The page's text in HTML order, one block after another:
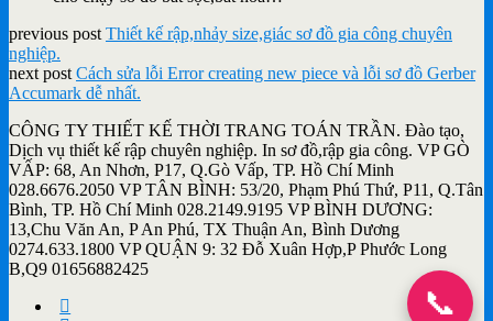
previous post Thiết kế rập,nhảy size,giác sơ đồ gia công chuyên
nghiệp.
next post Cách sửa lỗi Error creating new piece và lỗi sơ đồ Gerber
Accumark dễ nhất.
CÔNG TY THIẾT KẾ THỜI TRANG TOÁN TRẦN. Đào tạo,
Dịch vụ thiết kế rập chuyên nghiệp. In sơ đồ,rập gia công. VP GÒ
VẤP: 68, An Nhơn, P17, Q.Gò Vấp, TP. Hồ Chí Minh
028.6676.2050 VP TÂN BÌNH: 53/20, Phạm Phú Thứ, P11, Q.Tân
Bình, TP. Hồ Chí Minh 028.2149.9195 VP BÌNH DƯƠNG:
13,Chu Văn An, P An Phú, TX Thuận An, Bình Dương
0274.633.1800 VP QUẬN 9: 32 Đỗ Xuân Hợp,P Phước Long
B,Q9 01656882425
📞